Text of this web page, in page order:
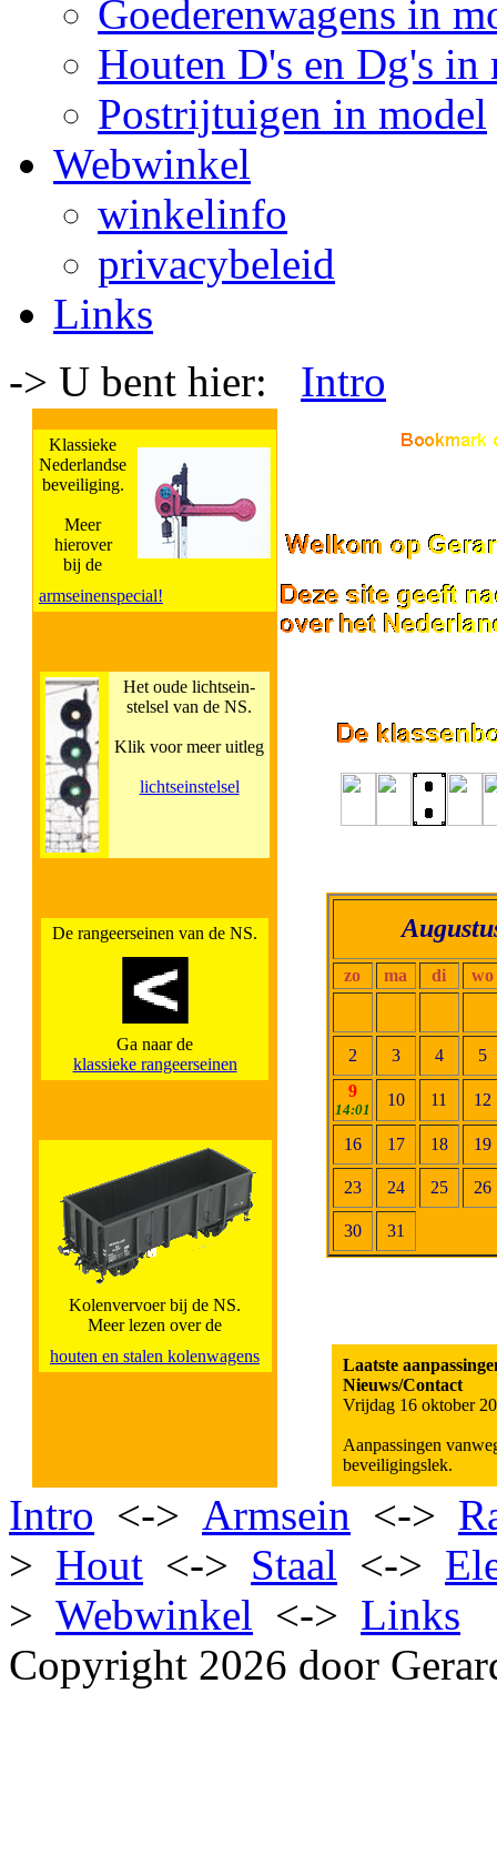
Goederenwagens in
Houten D's en Dg's in
Postrijtuigen in model
Webwinkel
winkelinfo
privacybeleid
Links
-> U bent hier: Intro
Klassieke
Nederlandse
beveiliging.
Meer
hierover
bij de
armseinenspecial!
Het oude lichtsein-
stelsel van de NS.
Klik voor meer uitleg
lichtseinstelsel
De rangeerseinen van de NS.
Ga naar de
klassieke rangeerseinen
Kolenvervoer bij de NS.
Meer lezen over de
houten en stalen kolenwagens
zo ma di wo
2 3 4
5
9
14:01
10 11 12
16 17 18 19
23 24 25 26
30 31
Laatste
Nieuws/Contact
Vrijdag 16 oktober
Aanpassingen
beveiligingslek.
Intro <-> Armsein <->
> Hout <-> Staal <->
> Webwinkel <-> Links
Copyright 2026 door